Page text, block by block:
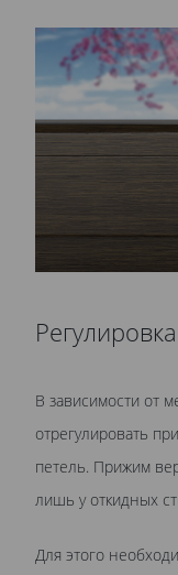
В зависимости от
отрегулировать
петель. Прижим
лишь у откидных
Для этого